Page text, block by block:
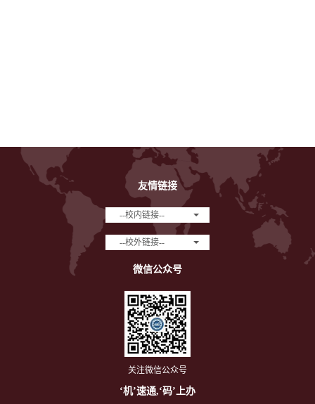
友情链接
--校内链接--
--校外链接--
微信公众号
关注微信公众号
‘机’速通,‘码’上办